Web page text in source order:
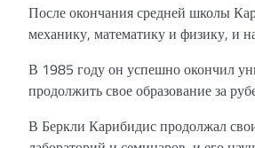
После окончания средней школы
механику, математику и физику, и
В 1985 году он успешно окончил
продолжить свое образование за
В Беркли Карибидис продолжал